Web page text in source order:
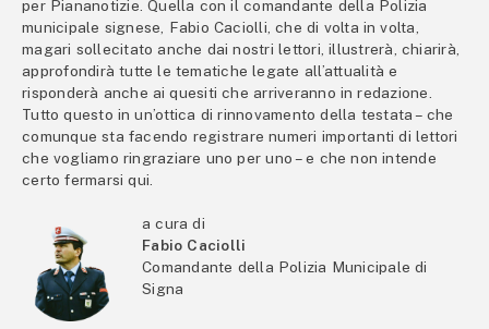
per Piananotizie. Quella con il comandante della Polizia
municipale signese, Fabio Caciolli, che di volta in volta,
magari sollecitato anche dai nostri lettori, illustrerà, chiarirà,
approfondirà tutte le tematiche legate all’attualità e
risponderà anche ai quesiti che arriveranno in redazione.
Tutto questo in un’ottica di rinnovamento della testata – che
comunque sta facendo registrare numeri importanti di lettori
che vogliamo ringraziare uno per uno – e che non intende
certo fermarsi qui.
a cura di
Fabio Caciolli
Comandante della Polizia Municipale di
Signa